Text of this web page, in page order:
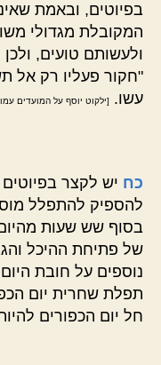
בפיוטים, ובאמת
המקובלת מגדולי
ולעשותם טועים,
"חקור פעליו רק אל
עשו.
[ילקוט יוסף על המועדים
כח יש לקצר
להספיק להתפלל
בסוף שש שעות
של פתיחת ההיכל
נוספים על חובת
תפלת שחרית יום
חל יום הכפורים